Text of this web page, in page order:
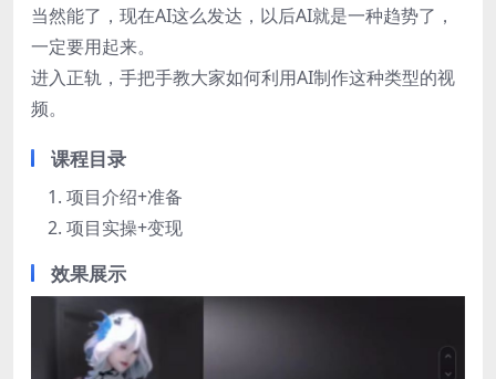
当然能了，现在AI这么发达，以后AI就是一种趋势了，
一定要用起来。
进入正轨，手把手教大家如何利用AI制作这种类型的视
频。
课程目录
项目介绍+准备
项目实操+变现
效果展示